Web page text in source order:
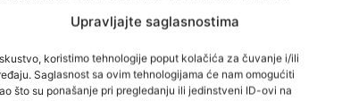
Upravljajte saglasnostima
koristimo tehnologije poput kolačića za čuvanje i/ili
Saglasnost sa ovim tehnologijama će nam omogućiti
što su ponašanje pri pregledanju ili jedinstveni ID-ovi na
samopouzdanja i kvalitetne pripreme
životnih vrijednosti i osnaživanje mladih žena,